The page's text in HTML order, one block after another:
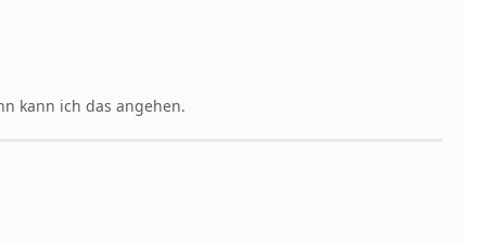
kann ich das angehen.